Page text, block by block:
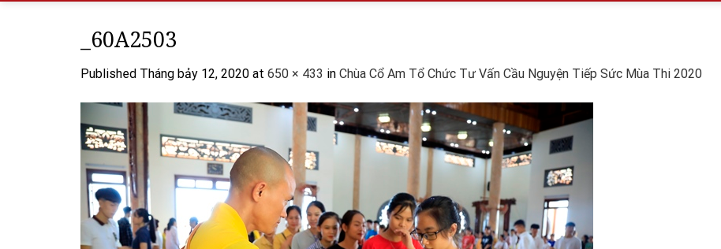
_60A2503
Published Tháng bảy 12, 2020 at 650 × 433 in Chùa Cổ Am Tổ Chức Tư Vấn Cầu Nguyện Tiếp Sức Mùa Thi 2020